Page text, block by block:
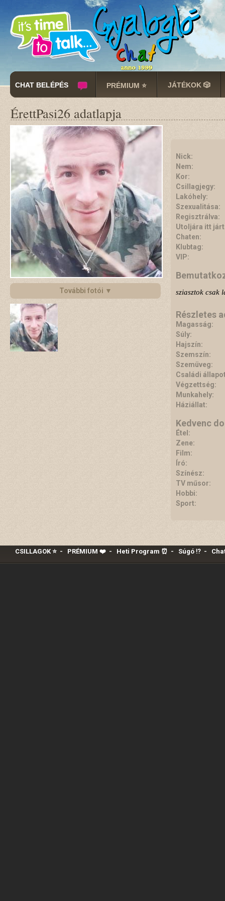
CHAT BELÉPÉS PRÉMIUM ⭐ JÁTÉKOK 🎲
ÉrettPasi26 adatlapja
További fotói ▼
Nick:
Nem:
Kor:
Csillagjegy:
Lakóhely:
Szexualitása:
Regisztrálva:
Utoljára itt
Chaten:
Klubtag:
VIP:
sziasztok csak
Részletes
Magasság:
Súly:
Hajszín:
Szemszín:
Szemüveg:
Családi
Végzettség:
Munkahely:
Háziállat:
Kedvenc
Étel:
Zene:
Film:
Író:
Színész:
TV műsor:
Hobbi:
Sport:
CSILLAGOK ⭐- PRÉMIUM ❤️‍- Heti Program ⏰ - Súgó ⁉️-